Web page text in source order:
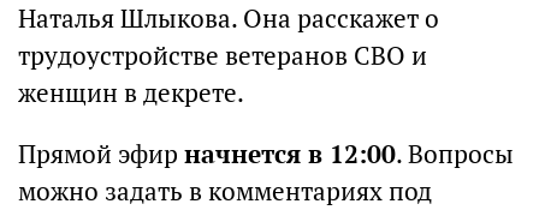
Наталья Шлыкова. Она расскажет о
трудоустройстве ветеранов СВО и
женщин в декрете.
Прямой эфир начнется в 12:00. Вопросы
можно задать в комментариях под